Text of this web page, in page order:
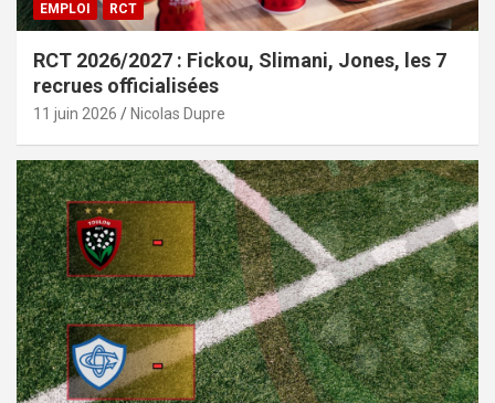
EMPLOI RCT
RCT 2026/2027 : Fickou, Slimani, Jones, les 7
recrues officialisées
11 juin 2026 Nicolas Dupre